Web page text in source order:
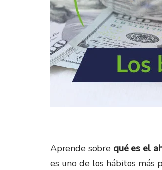
Aprende sobre qué es el
es uno de los hábitos más